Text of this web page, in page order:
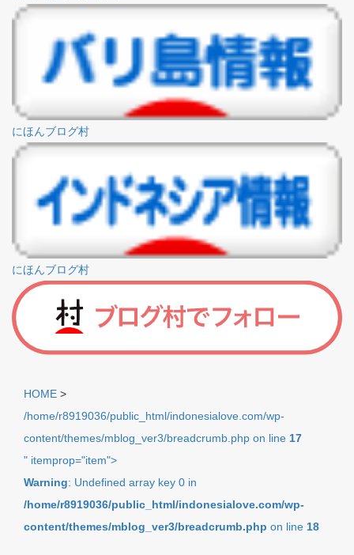
にほんブログ村
にほんブログ村
HOME >
/home/r8919036/public_html/indonesialove.com/wp-
content/themes/mblog_ver3/breadcrumb.php on line 17
" itemprop="item">
Warning: Undefined array key 0 in
/home/r8919036/public_html/indonesialove.com/wp-
content/themes/mblog_ver3/breadcrumb.php on line 18